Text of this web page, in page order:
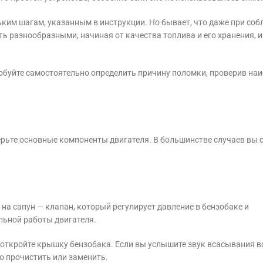
шагам, указанным в инструкции. Но бывает, что даже при
разнообразными, начиная от качества топлива и его хранения, и
самостоятельно определить причину поломки, проверив
основные компоненты двигателя. В большинстве случаев вы
сапун — клапан, который регулирует давление в бензобаке и
работы двигателя.
крышку бензобака. Если вы услышите звук всасывания
или заменить.